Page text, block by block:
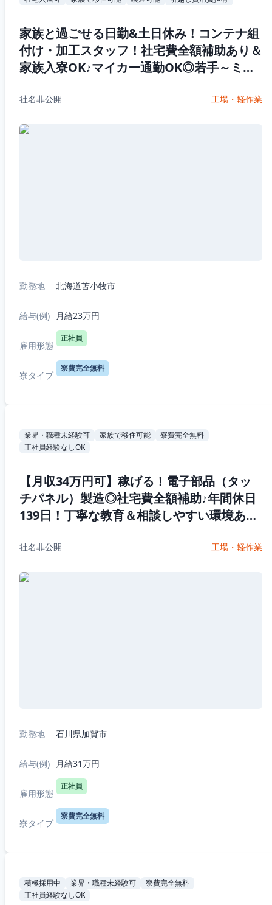
家族と過ごせる日勤&土日休み！コンテナ組
付け・加工スタッフ！社宅費全額補助あり＆
家族入寮OK♪マイカー通勤OK◎若手～ミド
社名非公開 工場・軽作業
勤務地 北海道苫小牧市
給与(例) 月給23万円
雇用形態
正社員
寮タイプ
寮費完全無料
業界・職種未経験可 家族で移住可能
寮費完全無料
正社員経験なしOK
【月収34万円可】稼げる！電子部品（タッ
チパネル）製造◎社宅費全額補助♪年間休日
139日！丁寧な教育＆相談しやすい環境あり
社名非公開 工場・軽作業
勤務地 石川県加賀市
給与(例) 月給31万円
雇用形態
正社員
寮タイプ
寮費完全無料
積極採用中 業界・職種未経験可
寮費完全無料
正社員経験なしOK